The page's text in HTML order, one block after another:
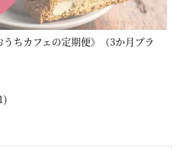
うちカフェの定期便》（3か月プラ